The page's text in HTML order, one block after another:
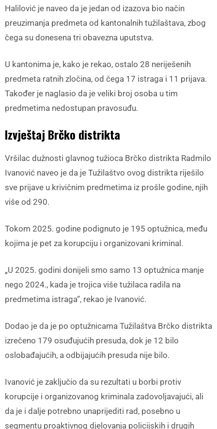
Halilović je naveo da je jedan od izazova bio način
preuzimanja predmeta od kantonalnih tužilaštava, zbog
čega su donesena tri obavezna uputstva.
U kantonima je, kako je rekao, ostalo 28 neriješenih
predmeta ratnih zločina, od čega 17 istraga i 11 prijava.
Također je naglasio da je veliki broj osoba u tim
predmetima nedostupan pravosuđu.
Izvještaj Brčko distrikta
Vršilac dužnosti glavnog tužioca Brčko distrikta Radmilo
Ivanović naveo je da je Tužilaštvo ovog distrikta riješilo
sve prijave u krivičnim predmetima iz prošle godine, njih
više od 290.
Tokom 2025. godine podignuto je 195 optužnica, među
kojima je pet za korupciju i organizovani kriminal.
„U 2025. godini donijeli smo samo 13 optužnica manje
nego 2024., kada je trojica više tužilaca radila na
predmetima istraga“, rekao je Ivanović.
Dodao je da je po optužnicama Tužilaštva Brčko distrikta
izrečeno 179 osuđujućih presuda, dok je 12 bilo
oslobađajućih, a odbijajućih presuda nije bilo.
Ivanović je zaključio da su rezultati u borbi protiv
korupcije i organizovanog kriminala zadovoljavajući, ali
da je i dalje potrebno unaprijediti rad, posebno u
segmentu proaktivnog djelovanja policijskih i drugih